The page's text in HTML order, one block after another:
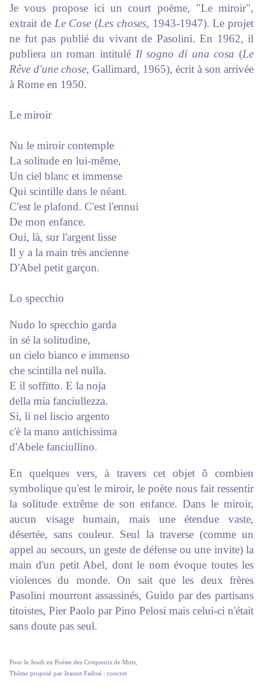
Je vous propose ici un court poème, "Le miroir",
extrait de Le Cose (Les choses, 1943-1947). Le projet
ne fut pas publié du vivant de Pasolini. En 1962, il
publiera un roman intitulé Il sogno di una cosa (Le
Rêve d'une chose, Gallimard, 1965), écrit à son arrivée
à Rome en 1950.
Le miroir
Nu le miroir contemple
La solitude en lui-même,
Un ciel blanc et immense
Qui scintille dans le néant.
C'est le plafond. C'est l'ennui
De mon enfance.
Oui, là, sur l'argent lisse
Il y a la main très ancienne
D'Abel petit garçon.
Lo specchio
Nudo lo specchio garda
in sé la solitudine,
un cielo bianco e immenso
che scintilla nel nulla.
E il soffitto. E la noja
della mia fanciullezza.
Si, li nel liscio argento
c'è la mano antichissima
d'Abele fanciullino.
En quelques vers, à travers cet objet ô combien
symbolique qu'est le miroir, le poète nous fait ressentir
la solitude extrême de son enfance. Dans le miroir,
aucun visage humain, mais une étendue vaste,
désertée, sans couleur. Seul la traverse (comme un
appel au secours, un geste de défense ou une invite) la
main d'un petit Abel, dont le nom évoque toutes les
violences du monde. On sait que les deux frères
Pasolini mourront assassinés, Guido par des partisans
titoistes, Pier Paolo par Pino Pelosi mais celui-ci n'était
sans doute pas seul.
Pour le Jeudi en Poésie des Croqueurs de Mots,
Thème proposé par Jeanne Fadosi : concret